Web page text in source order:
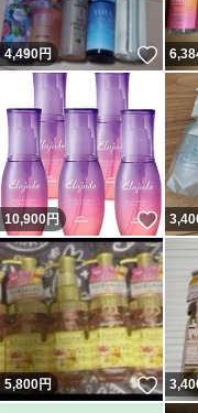
4,490円 い
10,900円 いい
5,800円 いい